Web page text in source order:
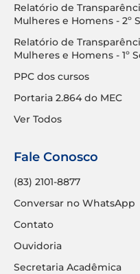
Relatório de
Mulheres e Homens - 2º
Relatório de
Mulheres e Homens - 1º
PPC dos cursos
Portaria 2.864 do MEC
Ver Todos
Fale Conosco
(83) 2101-8877
Conversar no WhatsApp
Contato
Ouvidoria
Secretaria Acadêmica